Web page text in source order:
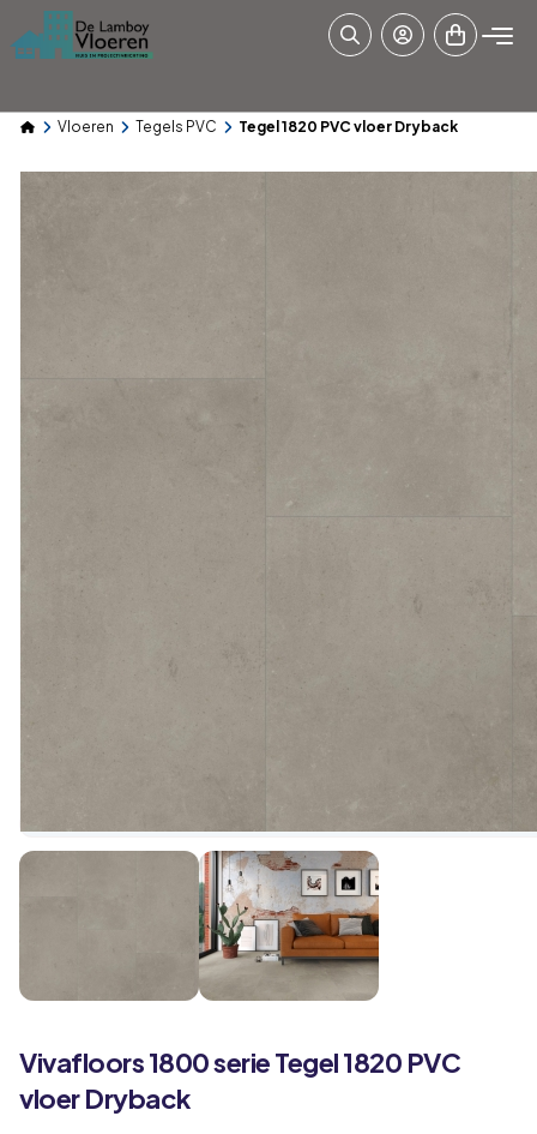
Vloeren Tegels PVC Tegel 1820 PVC vloer Dryback
Vivafloors1800 serieTegel 1820 PVC
vloer Dryback